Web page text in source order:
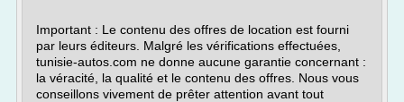
Important : Le contenu des offres de location est fourni
par leurs éditeurs. Malgré les vérifications effectuées,
tunisie-autos.com ne donne aucune garantie concernant :
la véracité, la qualité et le contenu des offres. Nous vous
conseillons vivement de prêter attention avant tout